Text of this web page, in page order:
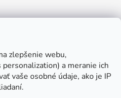
zlepšenie webu,
a meranie ich
vaše osobné údaje, ako je IP